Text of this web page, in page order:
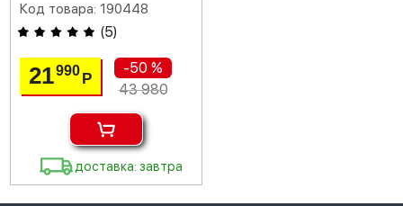
Код товара: 190448
(5)
21990Р
-50 %
43 980
доставка: завтра